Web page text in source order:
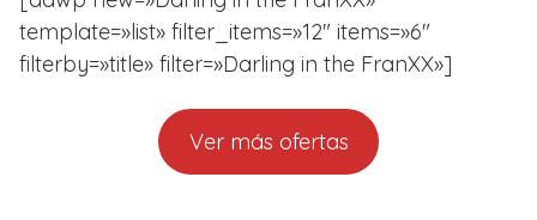
template=»list» filter_items=»12″ items=»6″
filterby=»title» filter=»Darling in the FranXX»]
Ver más ofertas